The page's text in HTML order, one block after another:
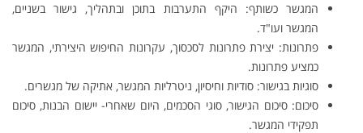
המגשר כשותף: היקף התערבות בתוכן ובתהליך, גישור בשניים,
המגשר ועו"ד.
פתרונות: יצירת פתרונות לסכסוך, עקרונות החיפוש היצירתי, המגשר
כמציע פתרונות.
סוגיות בגישור: סודיות וחיסיון, ניטרליות המגשר, אתיקה של מגשרים.
סיכום: סיכום הגישור, סוגי הסכמים, היום שאחרי- יישום הבנות, סיכום
תפקידי המגשר.